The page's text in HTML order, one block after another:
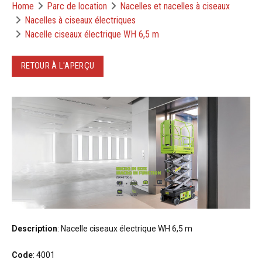
Home Parc de location
Nacelles et nacelles à ciseaux
Nacelles à ciseaux électriques
Nacelle ciseaux électrique WH 6,5 m
RETOUR À L'APERÇU
Description: Nacelle ciseaux électrique WH 6,5 m
Code: 4001